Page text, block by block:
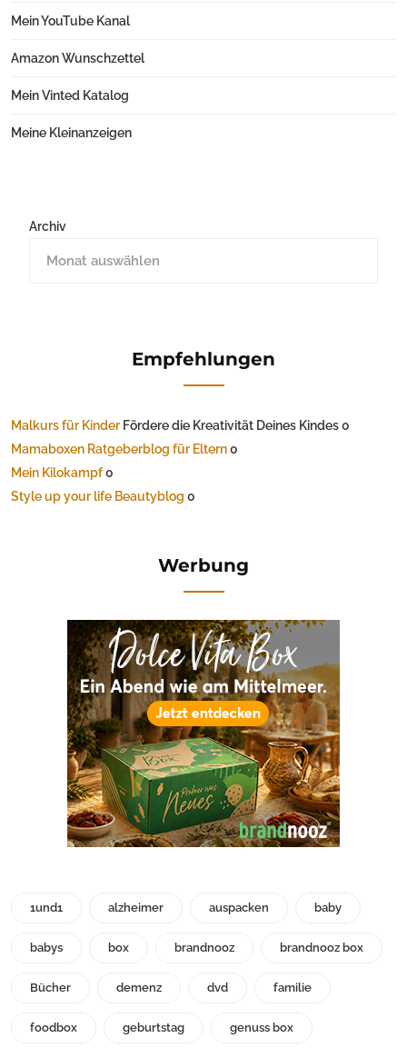
Mein YouTube Kanal
Amazon Wunschzettel
Mein Vinted Katalog
Meine Kleinanzeigen
Archiv
Empfehlungen
Malkurs für Kinder Fördere die Kreativität Deines Kindes 0
Mamaboxen Ratgeberblog für Eltern0
Mein Kilokampf0
Style up your life Beautyblog 0
Werbung
1und1 alzheimer auspacken baby
babys box brandnooz brandnooz box
Bücher demenz dvd familie
foodbox geburtstag genuss box